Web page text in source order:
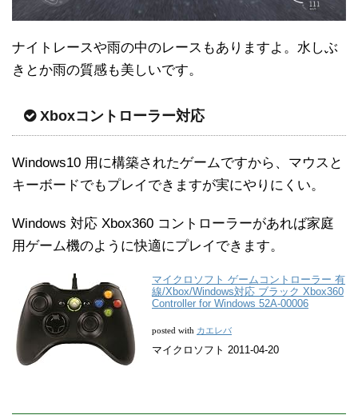
ナイトレースや雨の中のレースもありますよ。水しぶ
きとか雨の質感も美しいです。
Xboxコントローラー対応
Windows10 用に構築されたゲームですから、マウスと
キーボードでもプレイできますが実にやりにくい。
Windows 対応 Xbox360 コントローラーがあれば家庭
用ゲーム機のように快適にプレイできます。
マイクロソフト ゲームコントローラー 有
線/Xbox/Windows対応 ブラック Xbox360
Controller for Windows 52A-00006
posted with カエレバ
マイクロソフト 2011-04-20